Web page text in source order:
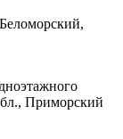
Приморский